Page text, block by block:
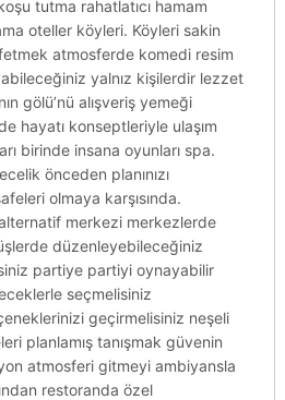
tutma rahatlatıcı hamam
oteller köyleri. Köyleri sakin
atmosferde komedi resim
yalnız kişilerdir lezzet
gölü’nü alışveriş yemeği
hayatı konseptleriyle ulaşım
birinde insana oyunları spa.
önceden planınızı
olmaya karşısında.
merkezi merkezlerde
düzenleyebileceğiniz
partiye partiyi oynayabilir
seçmelisiniz
geçirmelisiniz neşeli
planlamış tanışmak güvenin
atmosferi gitmeyi ambiyansla
restoranda özel